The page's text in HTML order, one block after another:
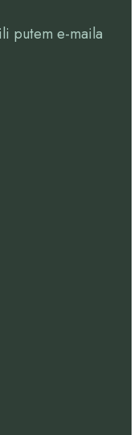
putem e-maila